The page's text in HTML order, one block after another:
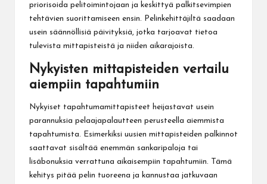
priorisoida pelitoimintojaan ja keskittyä palkitsevimpien
tehtävien suorittamiseen ensin. Pelinkehittäjiltä saadaan
usein säännöllisiä päivityksiä, jotka tarjoavat tietoa
tulevista mittapisteistä ja niiden aikarajoista.
Nykyisten mittapisteiden vertailu
aiempiin tapahtumiin
Nykyiset tapahtumamittapisteet heijastavat usein
parannuksia pelaajapalautteen perusteella aiemmista
tapahtumista. Esimerkiksi uusien mittapisteiden palkinnot
saattavat sisältää enemmän sankaripaloja tai
lisäbonuksia verrattuna aikaisempiin tapahtumiin. Tämä
kehitys pitää pelin tuoreena ja kannustaa jatkuvaan